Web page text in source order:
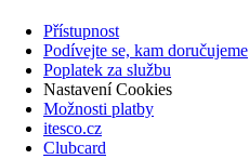
Přístupnost
Podívejte se, kam doručujeme
Poplatek za službu
Nastavení Cookies
Možnosti platby
itesco.cz
Clubcard